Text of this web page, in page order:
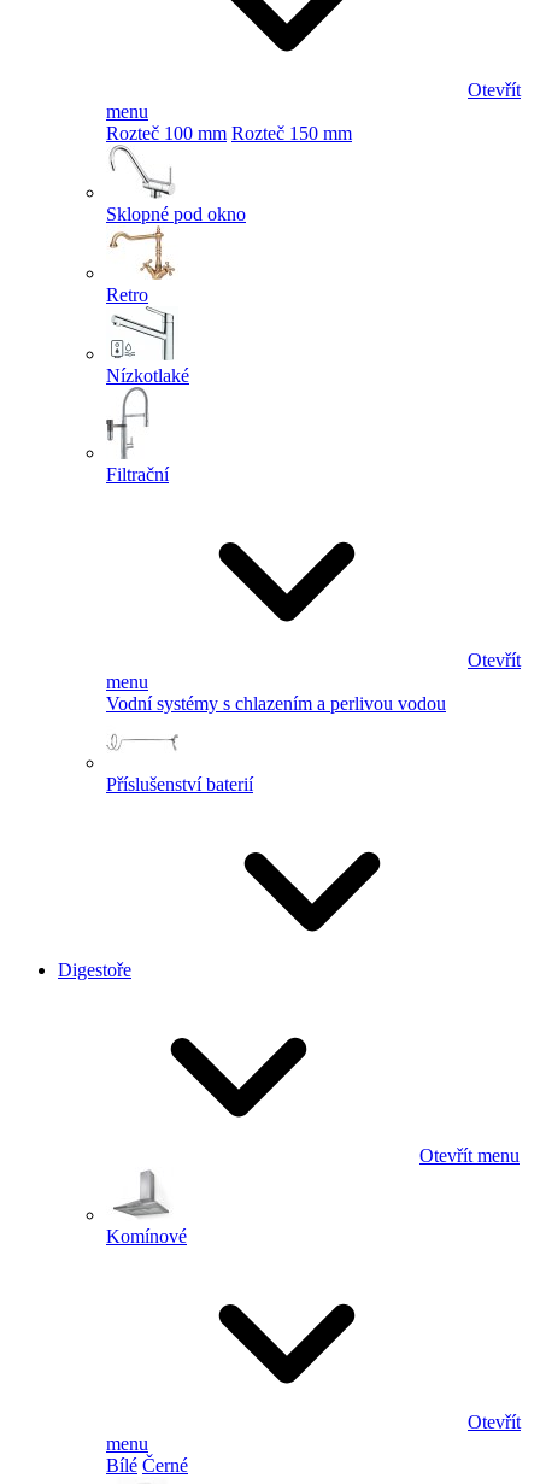
Otevřít
menu
Rozteč 100 mm Rozteč 150 mm
Sklopné pod okno
Retro
Nízkotlaké
Filtrační
Otevřít
menu
Vodní systémy s chlazením a perlivou vodou
Příslušenství baterií
Digestoře
Otevřít menu
Komínové
Otevřít
menu
Bílé Černé